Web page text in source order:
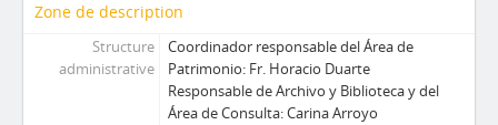
Zone de description
Structure
administrative
Coordinador responsable del Área de
Patrimonio: Fr. Horacio Duarte
Responsable de Archivo y Biblioteca y del
Área de Consulta: Carina Arroyo